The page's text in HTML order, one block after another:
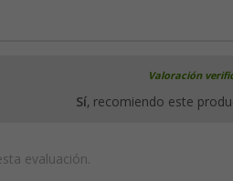
Valoración
Sí, recomiendo este
evaluación.